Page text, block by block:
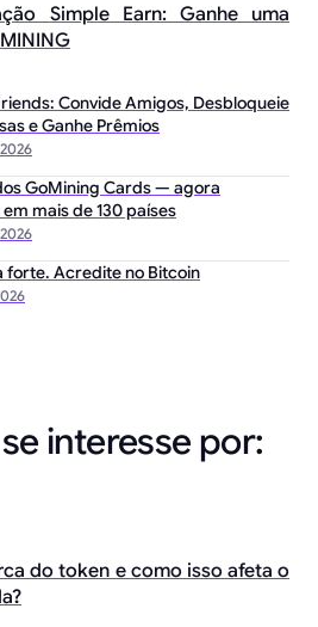
Simple Earn: Ganhe uma
Convide Amigos, Desbloqueie
e Ganhe Prêmios
GoMining Cards — agora
mais de 130 países
forte. Acredite no Bitcoin
interesse por:
do token e como isso afeta o